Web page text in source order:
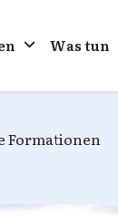
Was tun
Formationen